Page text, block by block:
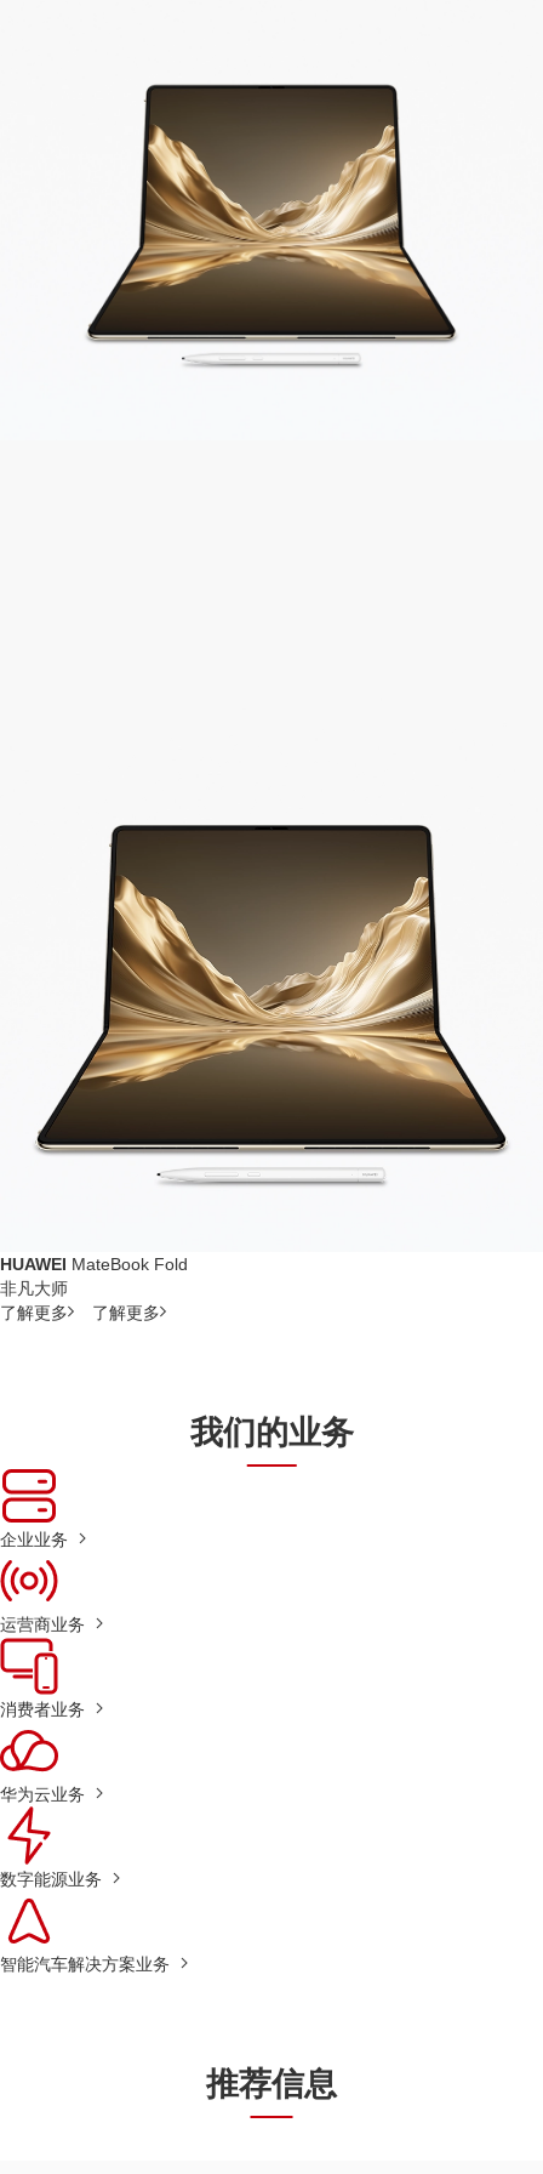
HUAWEI MateBook Fold
非凡大师
了解更多
了解更多
我们的业务
企业业务
运营商业务
消费者业务
华为云业务
数字能源业务
智能汽车解决方案业务
推荐信息